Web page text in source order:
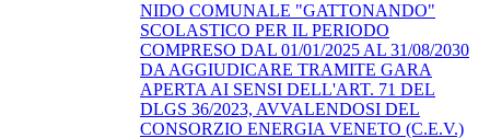
NIDO COMUNALE "GATTONANDO"
SCOLASTICO PER IL PERIODO
COMPRESO DAL 01/01/2025 AL 31/08/2030
DA AGGIUDICARE TRAMITE GARA
APERTA AI SENSI DELL'ART. 71 DEL
DLGS 36/2023, AVVALENDOSI DEL
CONSORZIO ENERGIA VENETO (C.E.V.)